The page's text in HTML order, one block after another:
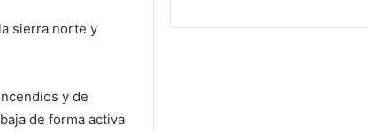
sierra norte y
y de
de forma activa